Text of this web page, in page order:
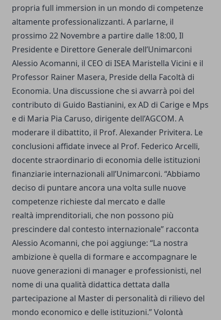
propria full immersion in un mondo di competenze
altamente professionalizzanti. A parlarne, il
prossimo 22 Novembre a partire dalle 18:00, Il
Presidente e Direttore Generale dell’Unimarconi
Alessio Acomanni, il CEO di ISEA Maristella Vicini e il
Professor Rainer Masera, Preside della Facoltà di
Economia. Una discussione che si avvarrà poi del
contributo di Guido Bastianini, ex AD di Carige e Mps
e di Maria Pia Caruso, dirigente dell’AGCOM. A
moderare il dibattito, il Prof. Alexander Privitera. Le
conclusioni affidate invece al Prof. Federico Arcelli,
docente straordinario di economia delle istituzioni
finanziarie internazionali all’Unimarconi. “Abbiamo
deciso di puntare ancora una volta sulle nuove
competenze richieste dal mercato e dalle
realtà imprenditoriali, che non possono più
prescindere dal contesto internazionale” racconta
Alessio Acomanni, che poi aggiunge: “La nostra
ambizione è quella di formare e accompagnare le
nuove generazioni di manager e professionisti, nel
nome di una qualità didattica dettata dalla
partecipazione al Master di personalità di rilievo del
mondo economico e delle istituzioni.” Volontà